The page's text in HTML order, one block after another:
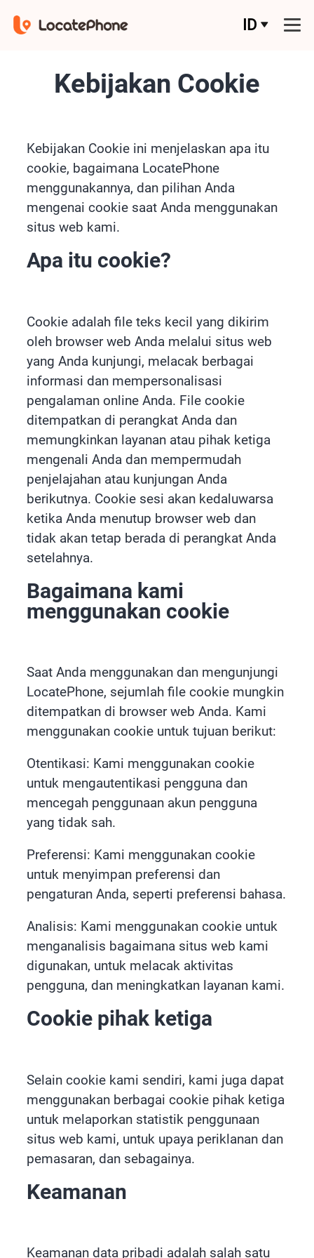
ID
Kebijakan Cookie
Kebijakan Cookie ini menjelaskan apa itu
cookie, bagaimana LocatePhone
menggunakannya, dan pilihan Anda
mengenai cookie saat Anda menggunakan
situs web kami.
Apa itu cookie?
Cookie adalah file teks kecil yang dikirim
oleh browser web Anda melalui situs web
yang Anda kunjungi, melacak berbagai
informasi dan mempersonalisasi
pengalaman online Anda. File cookie
ditempatkan di perangkat Anda dan
memungkinkan layanan atau pihak ketiga
mengenali Anda dan mempermudah
penjelajahan atau kunjungan Anda
berikutnya. Cookie sesi akan kedaluwarsa
ketika Anda menutup browser web dan
tidak akan tetap berada di perangkat Anda
setelahnya.
Bagaimana kami
menggunakan cookie
Saat Anda menggunakan dan mengunjungi
LocatePhone, sejumlah file cookie mungkin
ditempatkan di browser web Anda. Kami
menggunakan cookie untuk tujuan berikut:
Otentikasi: Kami menggunakan cookie
untuk mengautentikasi pengguna dan
mencegah penggunaan akun pengguna
yang tidak sah.
Preferensi: Kami menggunakan cookie
untuk menyimpan preferensi dan
pengaturan Anda, seperti preferensi bahasa.
Analisis: Kami menggunakan cookie untuk
menganalisis bagaimana situs web kami
digunakan, untuk melacak aktivitas
pengguna, dan meningkatkan layanan kami.
Cookie pihak ketiga
Selain cookie kami sendiri, kami juga dapat
menggunakan berbagai cookie pihak ketiga
untuk melaporkan statistik penggunaan
situs web kami, untuk upaya periklanan dan
pemasaran, dan sebagainya.
Keamanan
Keamanan data pribadi adalah salah satu